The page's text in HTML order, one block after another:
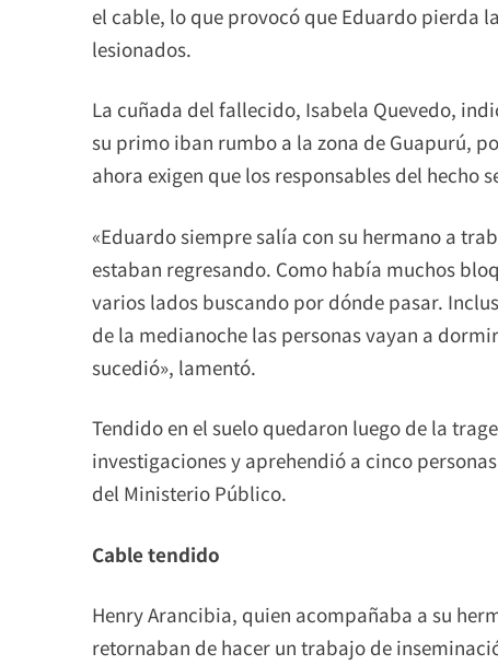
el cable, lo que provocó que Eduardo pierda
lesionados.
La cuñada del fallecido, Isabela Quevedo,
su primo iban rumbo a la zona de Guapurú,
ahora exigen que los responsables del hecho
«Eduardo siempre salía con su hermano a
estaban regresando. Como había muchos
varios lados buscando por dónde pasar.
de la medianoche las personas vayan a
sucedió», lamentó.
Tendido en el suelo quedaron luego de la
investigaciones y aprehendió a cinco
del Ministerio Público.
Cable tendido
Henry Arancibia, quien acompañaba a su
retornaban de hacer un trabajo de